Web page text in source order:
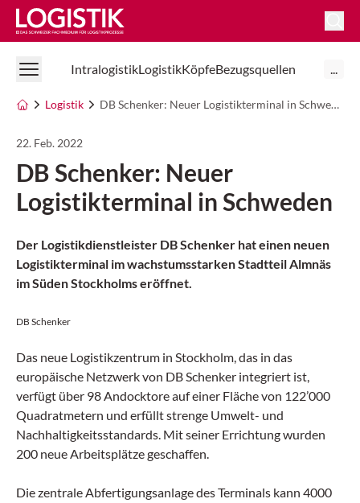
Logistik Online
IntralogistikLogistikKöpfeBezugsquellen ...
Logistik DB Schenker: Neuer Logistikterminal in Schweden
22. Feb. 2022
DB Schenker: Neuer
Logistikterminal in Schweden
Der Logistikdienstleister DB Schenker hat einen neuen
Logistikterminal im wachstumsstarken Stadtteil Almnäs
im Süden Stockholms eröffnet.
DB Schenker
Das neue Logistikzentrum in Stockholm, das in das
europäische Netzwerk von DB Schenker integriert ist,
verfügt über 98 Andocktore auf einer Fläche von 122’000
Quadratmetern und erfüllt strenge Umwelt- und
Nachhaltigkeitsstandards. Mit seiner Errichtung wurden
200 neue Arbeitsplätze geschaffen.
Die zentrale Abfertigungsanlage des Terminals kann 4000